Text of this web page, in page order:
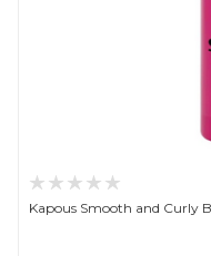
Kapous Smooth and